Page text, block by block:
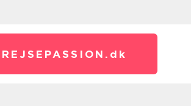
REJSEPASSION. dk